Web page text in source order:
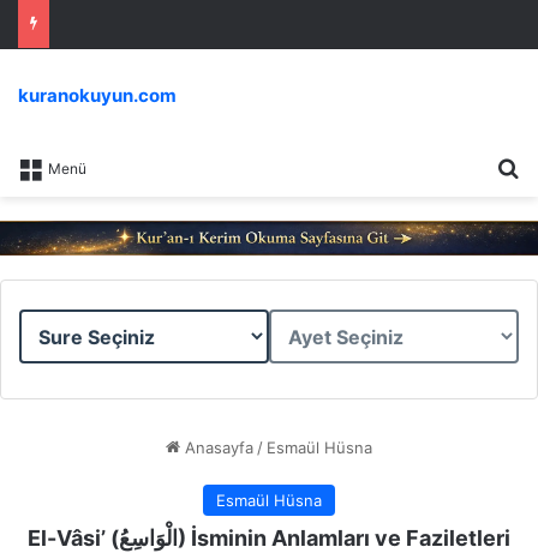
Menü
kuranokuyun.com
Sure
Ayet
Anasayfa / Esmaül Hüsna
Esmaül Hüsna
El-Vâsi’ (الْوَاسِعُ) İsminin Anlamları ve Faziletleri